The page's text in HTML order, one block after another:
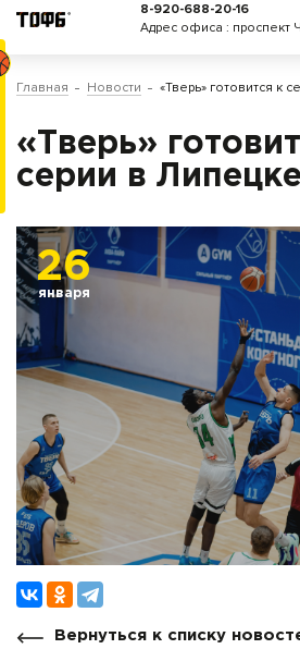
8-920-688-20-16
Адрес офиса : проспект
Главная Новости «Тверь» готовится к
«Тверь»
серии в Липецке
26
января
Вернуться к списку